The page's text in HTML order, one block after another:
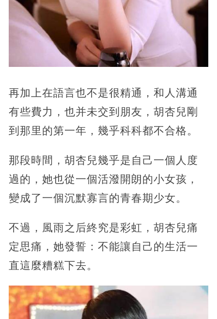
再加上在語言也不是很精通，和人溝通
有些費力，也并未交到朋友，胡杏兒剛
到那里的第一年，幾乎科科都不合格。
那段時間，胡杏兒幾乎是自己一個人度
過的，她也從一個活潑開朗的小女孩，
變成了一個沉默寡言的青春期少女。
不過，風雨之后終究是彩虹，胡杏兒痛
定思痛，她發誓：不能讓自己的生活一
直這麼糟糕下去。